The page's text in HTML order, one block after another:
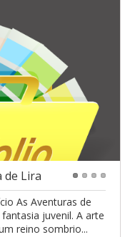
de Lira
As Aventuras de
juvenil. A arte
reino sombrio...